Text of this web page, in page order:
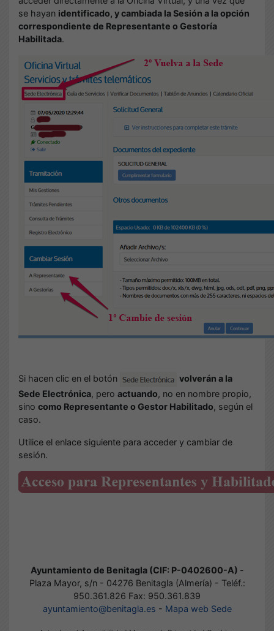
se hayan identificado, y cambiada la Sesión a la opción
correspondiente de Representante o Gestoría
Habilitada.
Si hacen clic en el botón
volverán a la
Sede Electrónica, pero actuando, no en nombre propio,
sino como Representante o Gestor Habilitado, según el
caso.
Utilice el enlace siguiente para acceder y cambiar de
sesión.
Ayuntamiento de Benitagla (CIF: P-0402600-A) -
Plaza Mayor, s/n - 04276 Benitagla (Almería) - Teléf.:
950.361.826 Fax: 950.361.839
ayuntamiento@benitagla.es - Mapa web Sede